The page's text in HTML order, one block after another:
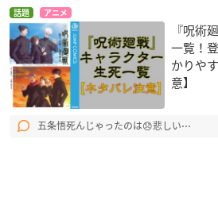
話題 アニメ
『呪術
一覧！
かりや
意】
五条悟死んじゃったのは😞悲しい⋯